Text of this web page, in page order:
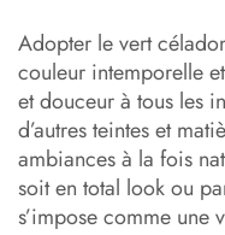
Adopter le vert
couleur intemporelle
et douceur à tous les
d’autres teintes et
ambiances à la fois
soit en total look ou
s’impose comme une